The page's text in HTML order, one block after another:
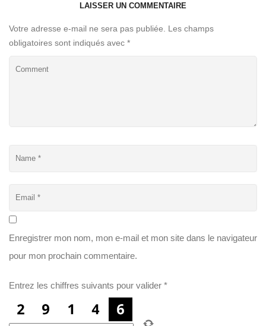
LAISSER UN COMMENTAIRE
Votre adresse e-mail ne sera pas publiée.
Les champs
obligatoires sont indiqués avec *
Enregistrer mon nom, mon e-mail et mon site dans le navigateur
pour mon prochain commentaire.
Entrez les chiffres suivants pour valider *